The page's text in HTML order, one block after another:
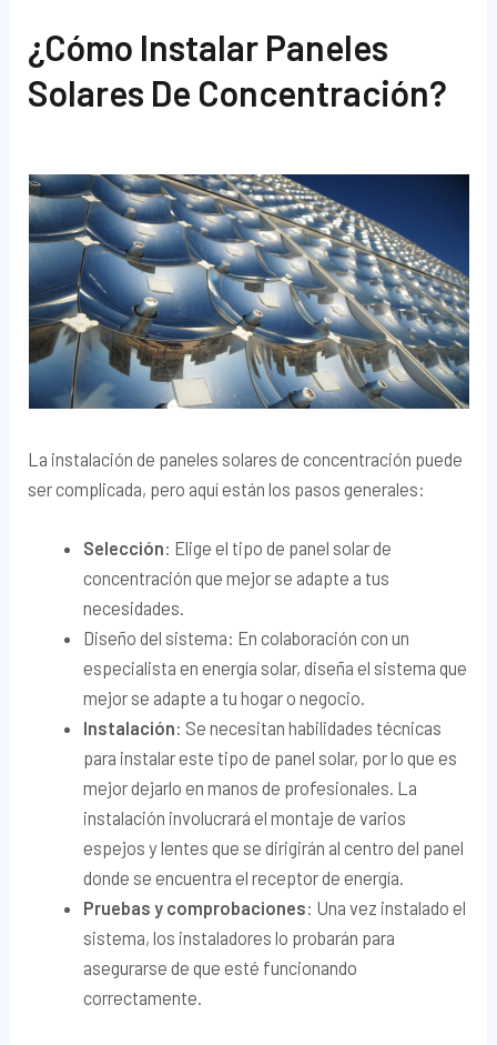
¿Cómo Instalar Paneles
Solares De Concentración?
La instalación de paneles solares de concentración puede
ser complicada, pero aquí están los pasos generales:
Selección: Elige el tipo de panel solar de
concentración que mejor se adapte a tus
necesidades.
Diseño del sistema: En colaboración con un
especialista en energía solar, diseña el sistema que
mejor se adapte a tu hogar o negocio.
Instalación: Se necesitan habilidades técnicas
para instalar este tipo de panel solar, por lo que es
mejor dejarlo en manos de profesionales. La
instalación involucrará el montaje de varios
espejos y lentes que se dirigirán al centro del panel
donde se encuentra el receptor de energía.
Pruebas y comprobaciones: Una vez instalado el
sistema, los instaladores lo probarán para
asegurarse de que esté funcionando
correctamente.